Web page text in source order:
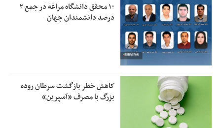
۱۰ محقق دانشگاه مراغه در جمع ۲
درصد دانشمندان جهان
کاهش خطر بازگشت سرطان روده
بزرگ با مصرف «آسپرین»